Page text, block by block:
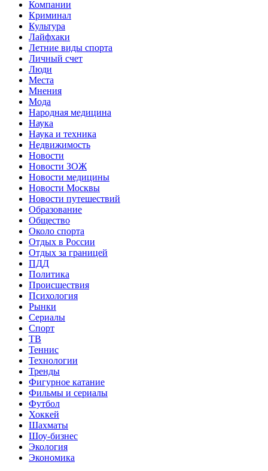
Компании
Криминал
Культура
Лайфхаки
Летние виды спорта
Личный счет
Люди
Места
Мнения
Мода
Народная медицина
Наука
Наука и техника
Недвижимость
Новости
Новости ЗОЖ
Новости медицины
Новости Москвы
Новости путешествий
Образование
Общество
Около спорта
Отдых в России
Отдых за границей
ПДД
Политика
Происшествия
Психология
Рынки
Сериалы
Спорт
ТВ
Теннис
Технологии
Тренды
Фигурное катание
Фильмы и сериалы
Футбол
Хоккей
Шахматы
Шоу-бизнес
Экология
Экономика